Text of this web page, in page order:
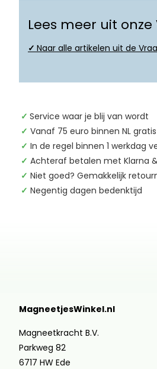
Lees meer uit
✓ Naar alle artikelen uit de
✓ Service waar je blij van wordt
✓ Vanaf 75 euro binnen NL
✓ In de regel binnen 1 werkdag
✓ Achteraf betalen met Klarna
✓ Niet goed? Gemakkelijk
✓ Negentig dagen bedenktijd
MagneetjesWinkel.nl
Magneetkracht B.V.
Parkweg 82
6717 HW Ede